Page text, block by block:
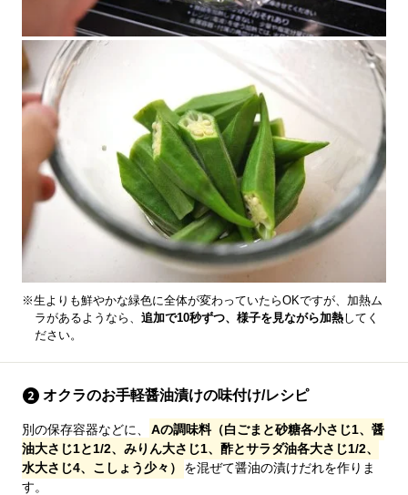
※生よりも鮮やかな緑色に全体が変わっていたらOKですが、加熱ム
ラがあるようなら、 追加で10秒ずつ、様子を見ながら加熱してく
ださい。
オクラのお手軽醤油漬けの味付け/レシピ
別の保存容器などに、
Aの調味料（白ごまと砂糖各小さじ1、醤
油大さじ1と1/2、みりん大さじ1、酢とサラダ油各大さじ1/2、
水大さじ4、こしょう少々）
を混ぜて醤油の漬けだれを作りま
す。